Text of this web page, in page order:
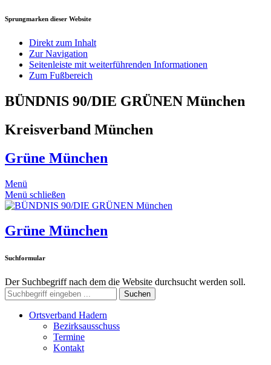
Sprungmarken dieser Website
Direkt zum Inhalt
Zur Navigation
Seitenleiste mit weiterführenden Informationen
Zum Fußbereich
BÜNDNIS 90/DIE GRÜNEN München
Kreisverband München
Grüne München
Menü
Menü schließen
Grüne München
Suchformular
Der Suchbegriff nach dem die Website durchsucht werden soll.
Suchen
Ortsverband Hadern
Bezirksausschuss
Termine
Kontakt